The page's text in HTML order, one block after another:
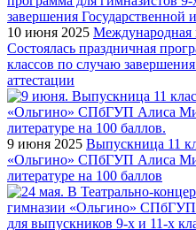
10 июня 2025
Состоялась праздничная
классов по случаю
аттестации
9 июня 2025 Выпускница 11
«Ольгино» СПбГУП Алиса
литературе на 100 баллов